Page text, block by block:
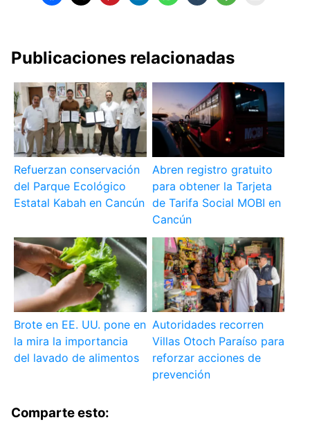
Publicaciones relacionadas
Refuerzan conservación
del Parque Ecológico
Estatal Kabah en Cancún
Abren registro gratuito
para obtener la Tarjeta
de Tarifa Social MOBI en
Cancún
Brote en EE. UU. pone en
la mira la importancia
del lavado de alimentos
Autoridades recorren
Villas Otoch Paraíso para
reforzar acciones de
prevención
Comparte esto: